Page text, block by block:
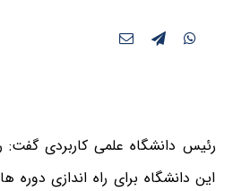
رئیس دانشگاه علمی کاربردی گفت:
این دانشگاه برای راه اندازی